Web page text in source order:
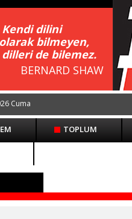
Kendi dilini
bilmeyen,
de bilemez.
BERNARD SHAW
Cuma
TOPLUM